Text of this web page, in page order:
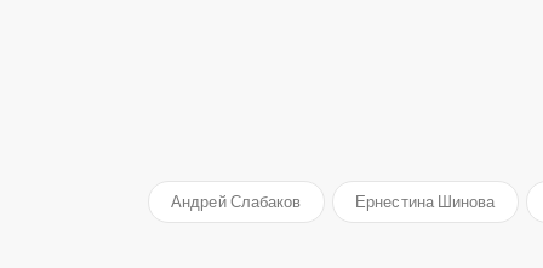
Андрей Слабаков Ернестина Шинова